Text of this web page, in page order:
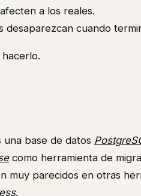
a los reales.
desaparezcan cuando
una base de datos
como herramienta de
muy parecidos en otras
.